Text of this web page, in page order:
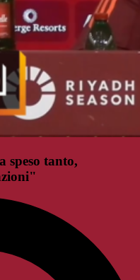
tanto,